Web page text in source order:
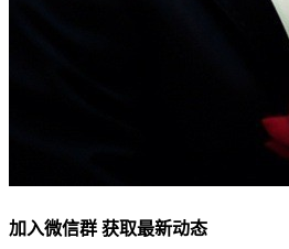
加入微信群 获取最新动态